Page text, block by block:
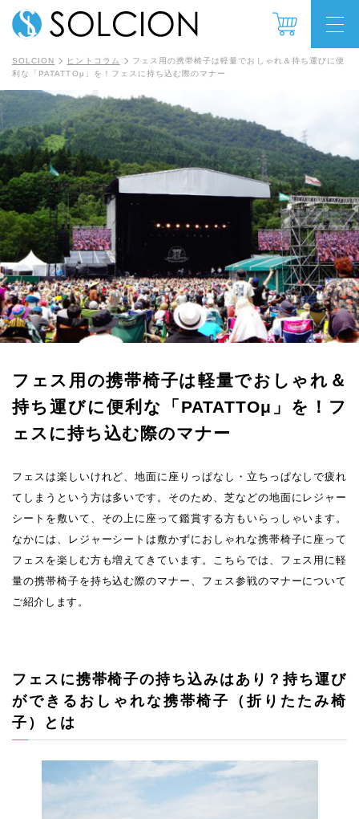
SOLCION ヒントコラム
フェス用の携帯椅子は軽量でおしゃれ＆持ち運びに便
利な「PATATTOμ」を！フェスに持ち込む際のマナー
フェス用の携帯椅子は軽量でおしゃれ＆
持ち運びに便利な
「PATATTOμ」を！フ
ェスに持ち込む際のマナー
フェスは楽しいけれど、地面に座りっぱなし・立ちっぱなしで疲れ
てしまうという方は多いです。そのため、芝などの地面にレジャー
シートを敷いて、その上に座って鑑賞する方もいらっしゃいます。
なかには、レジャーシートは敷かずにおしゃれな携帯椅子に座って
フェスを楽しむ方も増えてきています。こちらでは、フェス用に軽
量の携帯椅子を持ち込む際のマナー、フェス参戦のマナーについて
ご紹介します。
フェスに携帯椅子の持ち込みはあり？持ち運び
ができるおしゃれな携帯椅子（折りたたみ椅
子）とは